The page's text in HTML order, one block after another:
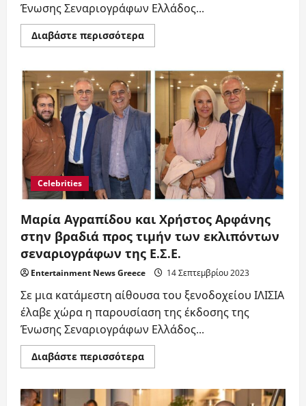
Ένωσης Σεναριογράφων Ελλάδος...
Διαβάστε περισσότεραRead
more
Αρφάνης
και
Μαρία
Αγραπίδου
στην
βραδιά
προς
τιμήν
των
εκλιπόντων
σεναριογράφων
της
Ε.Σ.Ε.
Celebrities
Μαρία Αγραπίδου και Χρήστος Αρφάνης
στην βραδιά προς τιμήν των εκλιπόντων
σεναριογράφων της Ε.Σ.Ε.
Entertainment News Greece 14 Σεπτεμβρίου 2023
Σε μια κατάμεστη αίθουσα του ξενοδοχείου ΙΛΙΣΙΑ
έλαβε χώρα η παρουσίαση της έκδοσης της
Ένωσης Σεναριογράφων Ελλάδος...
Διαβάστε περισσότεραRead
more
Αγραπίδου